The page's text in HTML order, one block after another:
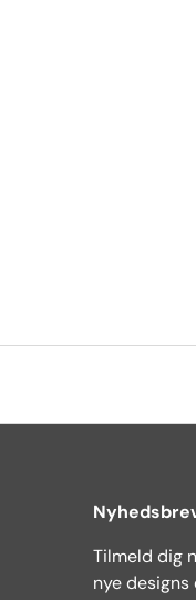
Tilmeld dig
nye